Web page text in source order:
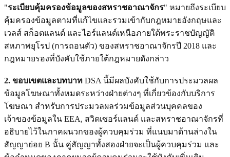
"ระเบียบคุ้มครองข้อมูลของสหราชอาณาจักร" หมายถึงระเบียบ
คุ้มครองข้อมูลตามที่แก้ไขและรวมเข้ากับกฎหมายอังกฤษและ
เวลส์ สก็อตแลนด์ และไอร์แลนด์เหนือภายใต้พระราชบัญญัติ
สหภาพยุโรป (การถอนตัว) ของสหราชอาณาจักรปี 2018 และ
กฎหมายรองที่บังคับใช้ภายใต้กฎหมายดังกล่าว
2. ขอบเขตและบทบาท DSA นี้มีผลบังคับใช้กับการประมวลผล
ข้อมูลโฆษณาทั้งหมดระหว่างฝ่ายต่างๆ ที่เกี่ยวข้องกับบริการ
โฆษณา สำหรับการประมวลผลร่วมข้อมูลส่วนบุคคลของ
เจ้าของข้อมูลใน EEA, สวิตเซอร์แลนด์ และสหราชอาณาจักรที่
อธิบายไว้ในภาคผนวกของผู้ควบคุมร่วม ที่แนบมาด้านล่างใน
สัญญาย่อย B นั้น คู่สัญญาทั้งสองฝ่ายจะเป็นผู้ควบคุมร่วม และ